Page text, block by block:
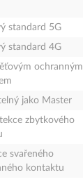
standard 5G
standard 4G
ochranným
jako Master
zbytkového
svařeného
kontaktu